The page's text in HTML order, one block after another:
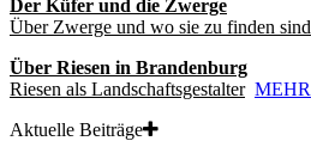
Der Küfer und die Zwerge
Über Zwerge und wo sie zu finden sind
Über Riesen in Brandenburg
Riesen als Landschaftsgestalter MEHR
Aktuelle Beiträge